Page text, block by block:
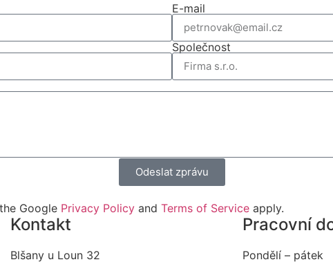
E-mail
Společnost
Odeslat zprávu
Google Privacy Policy and Terms of Service apply.
Kontakt
Blšany u Loun 32
Pracovní
Pondělí – pátek